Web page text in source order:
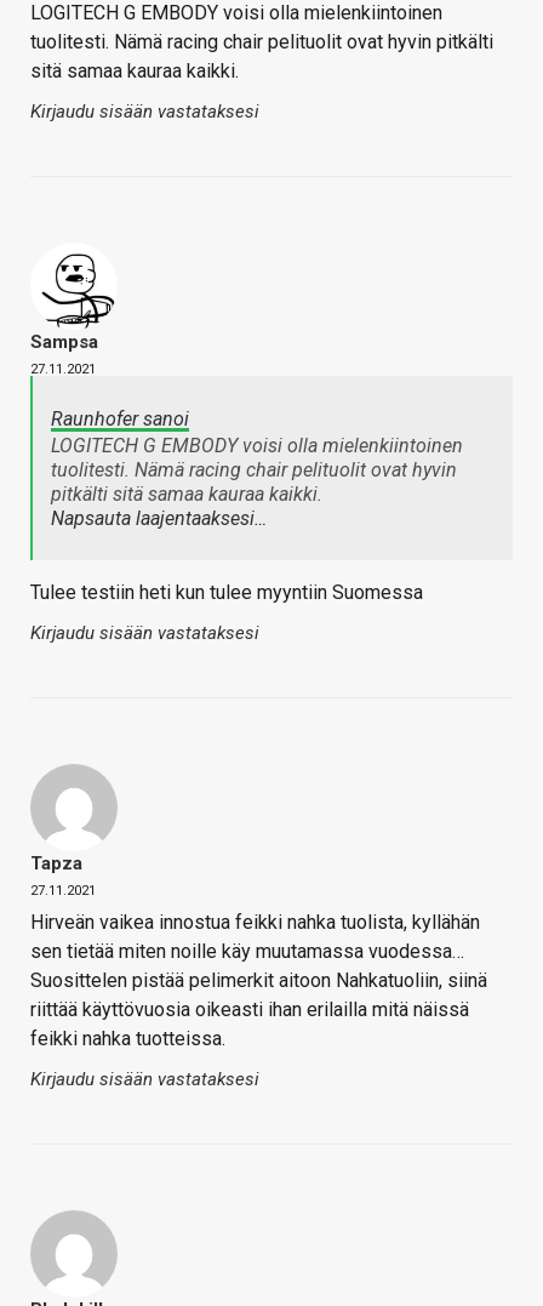
LOGITECH G EMBODY voisi olla mielenkiintoinen
tuolitesti. Nämä racing chair pelituolit ovat hyvin pitkälti
sitä samaa kauraa kaikki.
Kirjaudu sisään vastataksesi
Sampsa
27.11.2021
Raunhofer sanoi
LOGITECH G EMBODY voisi olla mielenkiintoinen
tuolitesti. Nämä racing chair pelituolit ovat hyvin
pitkälti sitä samaa kauraa kaikki.
Napsauta laajentaaksesi…
Tulee testiin heti kun tulee myyntiin Suomessa
Kirjaudu sisään vastataksesi
Tapza
27.11.2021
Hirveän vaikea innostua feikki nahka tuolista, kyllähän
sen tietää miten noille käy muutamassa vuodessa…
Suosittelen pistää pelimerkit aitoon Nahkatuoliin, siinä
riittää käyttövuosia oikeasti ihan erilailla mitä näissä
feikki nahka tuotteissa.
Kirjaudu sisään vastataksesi